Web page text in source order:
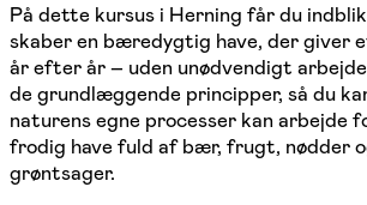
På dette kursus i Herning får du
skaber en bæredygtig have, der giver
år efter år – uden unødvendigt
de grundlæggende principper, så du
naturens egne processer kan arbejde
frodig have fuld af bær, frugt, nødder
grøntsager.